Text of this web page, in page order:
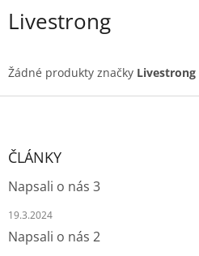
Livestrong
Žádné produkty značky Livestrong
Z
ČLÁNKY
Napsali o nás 3
19.3.2024
Napsali o nás 2